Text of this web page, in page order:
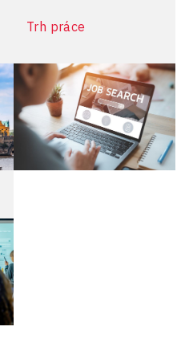
Trh práce